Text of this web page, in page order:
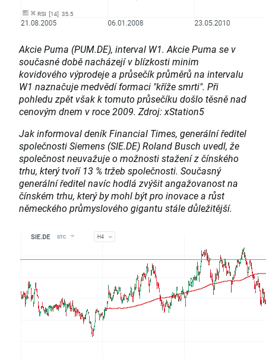
Akcie Puma (PUM.DE), interval W1. Akcie Puma se v
současné době nacházejí v blízkosti minim
kovidového výprodeje a průsečík průměrů na intervalu
W1 naznačuje medvědí formaci "kříže smrti". Při
pohledu zpět však k tomuto průsečíku došlo těsně nad
cenovým dnem v roce 2009. Zdroj: xStation5
Jak informoval deník Financial Times, generální ředitel
společnosti Siemens (SIE.DE) Roland Busch uvedl, že
společnost neuvažuje o možnosti stažení z čínského
trhu, který tvoří 13 % tržeb společnosti. Současný
generální ředitel navíc hodlá zvýšit angažovanost na
čínském trhu, který by mohl být pro inovace a růst
německého průmyslového gigantu stále důležitější.